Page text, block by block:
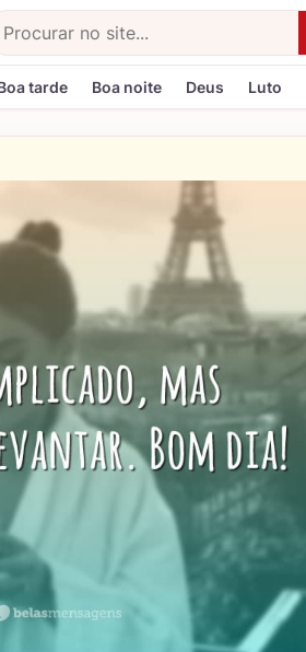
tarde Boa noite Deus Luto